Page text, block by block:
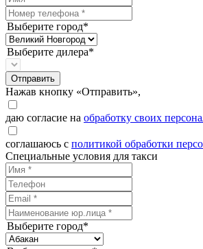
Выберите город*
Выберите дилера*
Отправить
Нажав кнопку «Отправить»,
даю согласие на обработку своих
соглашаюсь с политикой обработки
Специальные условия для такси
Выберите город*